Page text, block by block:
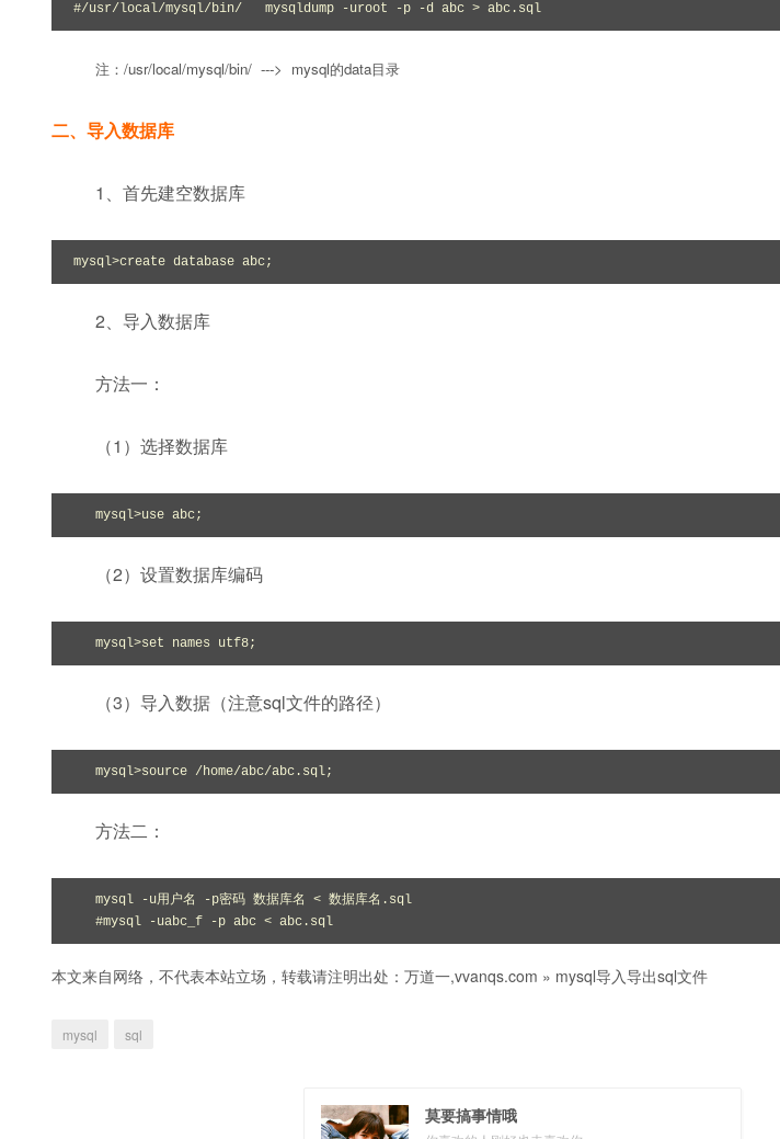
#/usr/local/mysql/bin/   mysqldump -uroot -p -d abc > abc.sql
注：/usr/local/mysql/bin/ ---> mysql的data目录
二、导入数据库
1、首先建空数据库
mysql>create database abc;
2、导入数据库
方法一：
（1）选择数据库
mysql>use abc;
（2）设置数据库编码
mysql>set names utf8;
（3）导入数据（注意sql文件的路径）
mysql>source /home/abc/abc.sql;
方法二：
mysql -u用户名 -p密码 数据库名 < 数据库名.sql
#mysql -uabc_f -p abc < abc.sql
本文来自网络，不代表本站立场，转载请注明出处： 万道一,vvanqs.com » mysql导入导出sql文件
mysql sql
莫要搞事情哦